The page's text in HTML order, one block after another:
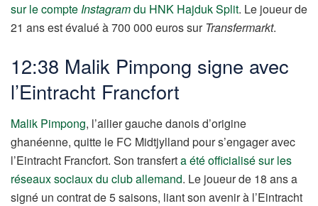
sur le compteInstagramdu HNK Hajduk Split. Le joueur de
21 ans est évalué à 700 000 euros sur Transfermarkt.
12:38 Malik Pimpong signe avec
l’Eintracht Francfort
Malik Pimpong, l’ailier gauche danois d’origine
ghanéenne, quitte le FC Midtjylland pour s’engager avec
l’Eintracht Francfort. Son transferta été officialisé sur les
réseaux sociaux du club allemand. Le joueur de 18 ans a
signé un contrat de 5 saisons, liant son avenir à l’Eintracht